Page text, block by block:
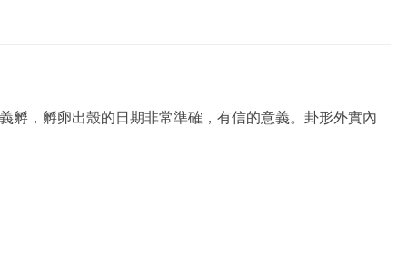
孵，孵卵出殼的日期非常準確，有信的意義。卦形外實內